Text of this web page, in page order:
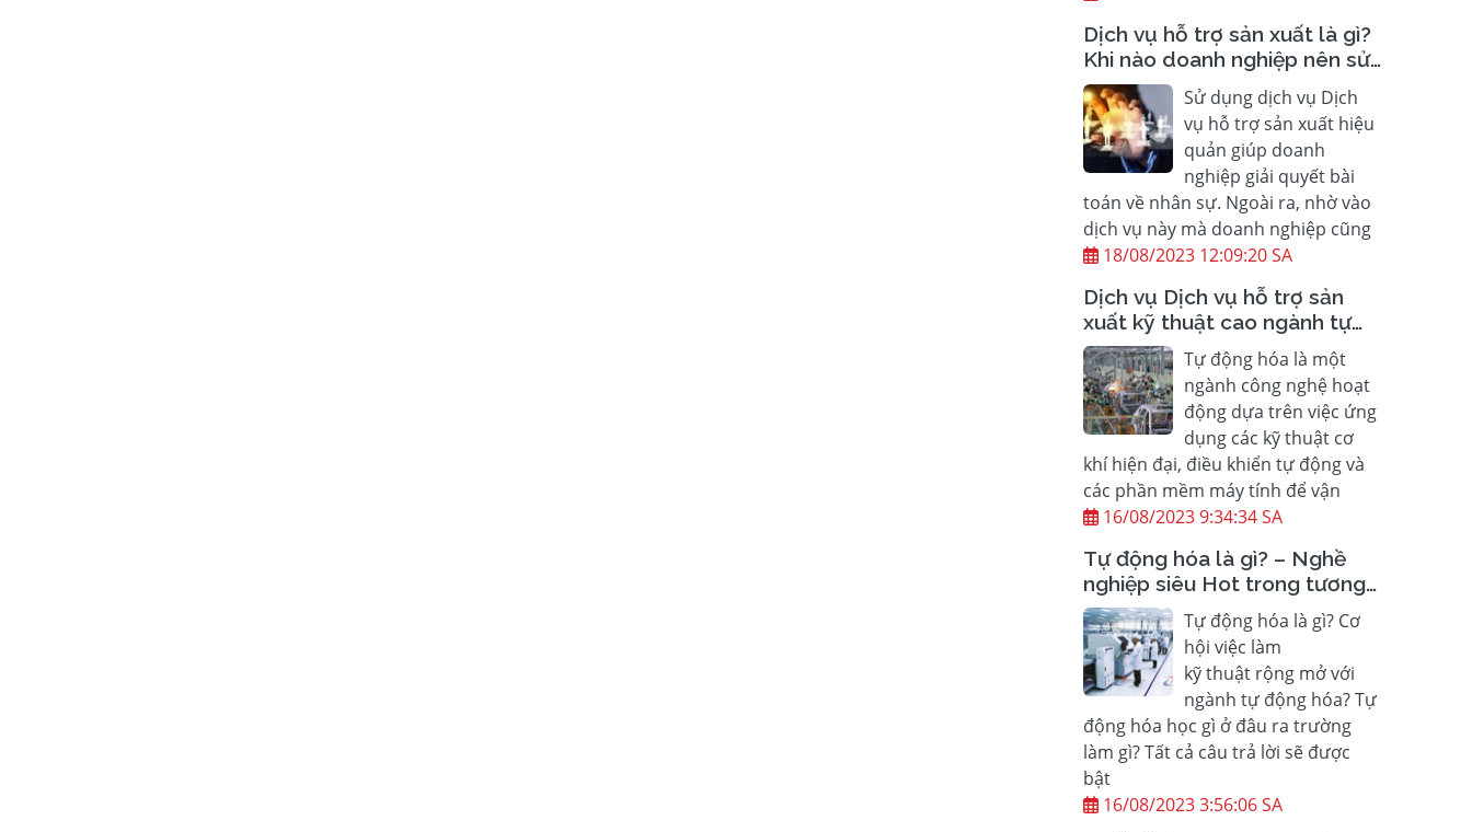
Dịch vụ hỗ trợ sản xuất là gì?
Khi nào doanh nghiệp nên sử
dụng Hỗ trợ sản xuất?
Sử dụng dịch vụ Dịch
vụ hỗ trợ sản xuất hiệu
quản giúp doanh
nghiệp giải quyết bài
toán về nhân sự. Ngoài ra, nhờ vào
dịch vụ này mà doanh nghiệp cũng
18/08/2023 12:09:20 SA
Dịch vụ Dịch vụ hỗ trợ sản
xuất kỹ thuật cao ngành tự
động hóa
Tự động hóa là một
ngành công nghệ hoạt
động dựa trên việc ứng
dụng các kỹ thuật cơ
khí hiện đại, điều khiển tự động và
các phần mềm máy tính để vận
16/08/2023 9:34:34 SA
Tự động hóa là gì? – Nghề
nghiệp siêu Hot trong tương
lai gần
Tự động hóa là gì? Cơ
hội việc làm
kỹ thuật rộng mở với
ngành tự động hóa? Tự
động hóa học gì ở đâu ra trường
làm gì? Tất cả câu trả lời sẽ được
bật
16/08/2023 3:56:06 SA